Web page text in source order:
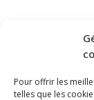
Pour offrir les
telles que les